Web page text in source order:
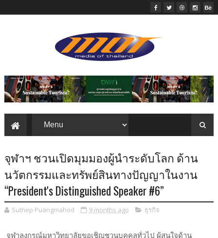
จุฬาฯ ชวนเปิดมุมมองผู้นำระดับโลก ด้าน
นวัตกรรมและทรัพย์สินทางปัญญาในงาน
“President's Distinguished Speaker #6”
Suthep Puangmahod 9 months ago ธุรกิจ
จุฬาลงกรณ์มหาวิทยาลัยขอเชิญชวนบุคคลทั่วไป ผู้สนใจด้าน